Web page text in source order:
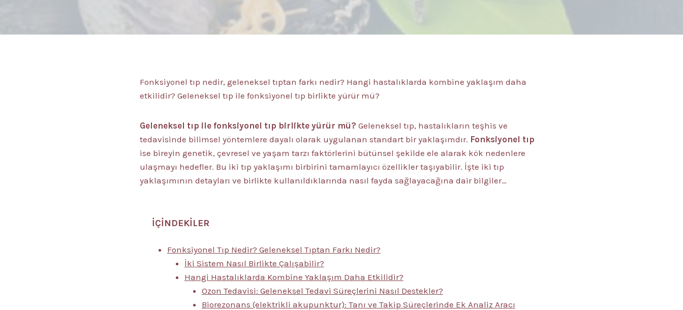
Fonksiyonel tıp nedir, geleneksel tıptan farkı nedir? Hangi hastalıklarda kombine yaklaşım daha
etkilidir? Geleneksel tıp ile fonksiyonel tıp birlikte yürür mü?
Geleneksel tıp ile fonksiyonel tıp birlikte yürür mü? Geleneksel tıp, hastalıkların teşhis ve
tedavisinde bilimsel yöntemlere dayalı olarak uygulanan standart bir yaklaşımdır. Fonksiyonel tıp
ise bireyin genetik, çevresel ve yaşam tarzı faktörlerini bütünsel şekilde ele alarak kök nedenlere
ulaşmayı hedefler. Bu iki tıp yaklaşımı birbirini tamamlayıcı özellikler taşıyabilir. İşte iki tıp
yaklaşımının detayları ve birlikte kullanıldıklarında nasıl fayda sağlayacağına dair bilgiler…
İÇİNDEKİLER
Fonksiyonel Tıp Nedir? Geleneksel Tıptan Farkı Nedir?
İki Sistem Nasıl Birlikte Çalışabilir?
Hangi Hastalıklarda Kombine Yaklaşım Daha Etkilidir?
Ozon Tedavisi: Geleneksel Tedavi Süreçlerini Nasıl Destekler?
Biorezonans (elektrikli akupunktur): Tanı ve Takip Süreçlerinde Ek Analiz Aracı